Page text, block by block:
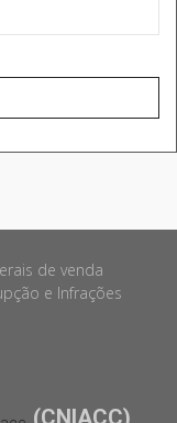
de venda
e Infrações
(CNIACC)